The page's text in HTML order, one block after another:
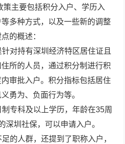
主要包括积分入户、学历入
多种方式，以及一些新的调整
的概述：
对持有深圳经济特区居住证且
所的人员，通过积分制进行积
审批入户。积分指标包括居住
勇为、负面行为等。
专科及以上学历，年龄在35周
深圳社保，可以申请入户。
的人群，还提到了职称入户，